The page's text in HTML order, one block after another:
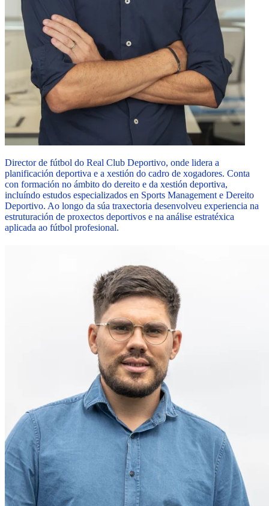
Director de fútbol do Real Club Deportivo, onde lidera a
planificación deportiva e a xestión do cadro de xogadores. Conta
con formación no ámbito do dereito e da xestión deportiva,
incluíndo estudos especializados en Sports Management e Dereito
Deportivo. Ao longo da súa traxectoria desenvolveu experiencia na
estruturación de proxectos deportivos e na análise estratéxica
aplicada ao fútbol profesional.